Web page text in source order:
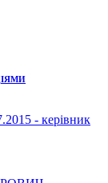
- керівник